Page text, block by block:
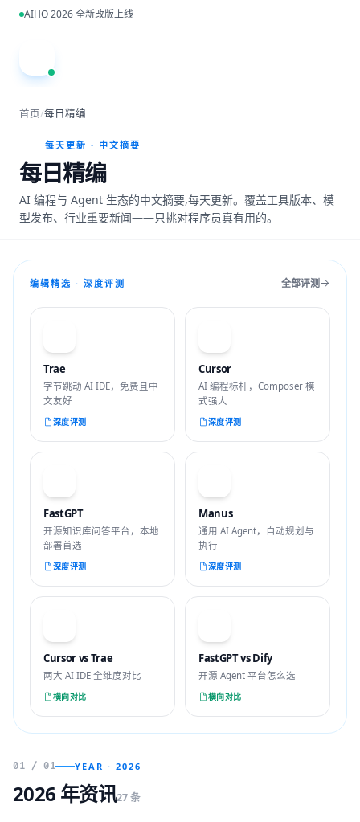
跳到主内容
AIHO 2026 全新改版上线
首页/每日精编
每天更新 · 中文摘要
每日精编
AI 编程与 Agent 生态的中文摘要,每天更新。覆盖工具版本、模
型发布、行业重要新闻——只挑对程序员真有用的。
编辑精选 · 深度评测 全部评测
Trae
字节跳动 AI IDE，免费且中
文友好
深度评测
Cursor
AI 编程标杆，Composer 模
式强大
深度评测
FastGPT
开源知识库问答平台，本地
部署首选
深度评测
Manus
通用 AI Agent，自动规划与
执行
深度评测
Cursor vs Trae
两大 AI IDE 全维度对比
横向对比
FastGPT vs Dify
开源 Agent 平台怎么选
横向对比
01 / 01 YEAR · 2026
2026 年资讯27 条